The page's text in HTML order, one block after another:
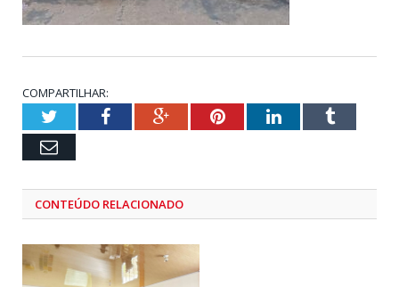
COMPARTILHAR:
TwitterFacebookGoogle+PinterestLinkedInTumblr
Email
CONTEÚDO RELACIONADO